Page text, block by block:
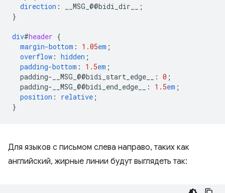
direction : __MSG_ @@bidi_dir__
;
}
div#header {
margin-bottom : 1.05em ;
overflow : hidden ;
padding-bottom : 1.5em ;
padding-__MSG_@@bidi_start_edge__ : 0 ;
padding-__MSG_@@bidi_end_edge__ : 1.5em ;
position : relative ;
}
Для языков с письмом слева направо, таких как
английский, жирные линии будут выглядеть так: